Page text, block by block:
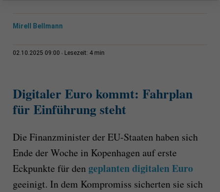
Mirell Bellmann
02.10.2025 09:00 Lesezeit: 4 min
Digitaler Euro kommt: Fahrplan
für Einführung steht
Die Finanzminister der EU-Staaten haben sich
Ende der Woche in Kopenhagen auf erste
Eckpunkte für den geplanten digitalen Euro
geeinigt. In dem Kompromiss sicherten sie sich